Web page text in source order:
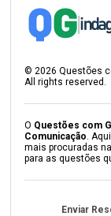
© 2026 Questões
All rights reserved.
O Questões com
Comunicação .
mais procuradas
para as questões
Enviar